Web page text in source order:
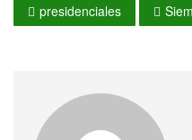
presidenciales